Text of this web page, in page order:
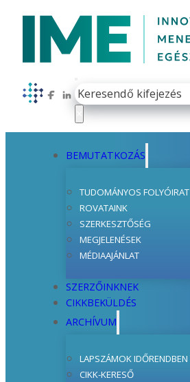
Follow us on Facebook
Follow us on LinkedIn
Keresés
BEMUTATKOZÁS
TUDOMÁNYOS FOLYÓIRAT
ROVATAINK
SZERKESZTŐSÉG
MEGJELENÉSEK
MÉDIAAJÁNLAT
SZERZŐINKNEK
CIKKBEKÜLDÉS
ARCHÍVUM
LAPSZÁMOK IDŐRENDBEN
CIKK-KERESŐ